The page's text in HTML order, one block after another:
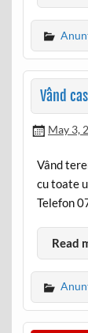
Vând
May 3,
Vând
cu toate
Telefon
Read